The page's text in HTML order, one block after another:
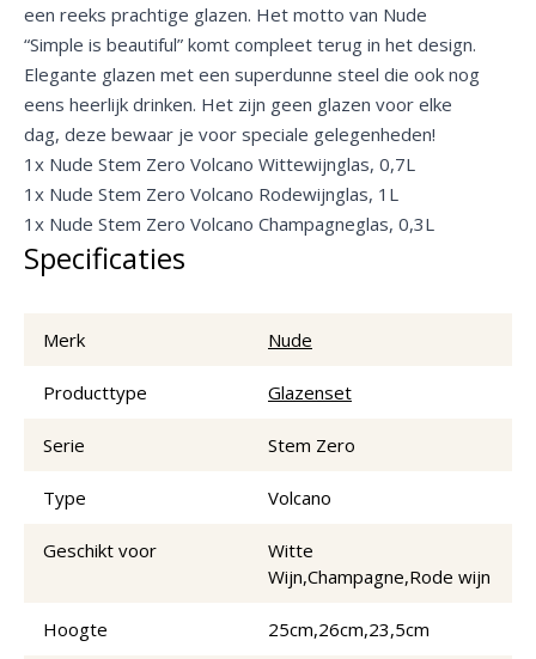
een reeks prachtige glazen. Het motto van Nude
“Simple is beautiful” komt compleet terug in het design.
Elegante glazen met een superdunne steel die ook nog
eens heerlijk drinken. Het zijn geen glazen voor elke
dag, deze bewaar je voor speciale gelegenheden!
1x Nude Stem Zero Volcano Wittewijnglas, 0,7L
1x Nude Stem Zero Volcano Rodewijnglas, 1L
1x Nude Stem Zero Volcano Champagneglas, 0,3L
Specificaties
Merk Nude
Producttype Glazenset
Serie Stem Zero
Type Volcano
Geschikt voor
Witte
Wijn,Champagne,Rode wijn
Hoogte 25cm,26cm,23,5cm